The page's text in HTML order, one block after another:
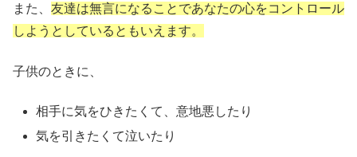
また、 友達は無言になることであなたの心をコントロール
しようとしているともいえます。
子供のときに、
相手に気をひきたくて、意地悪したり
気を引きたくて泣いたり